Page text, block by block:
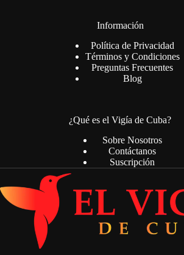
Información
Política de Privacidad
Términos y Condiciones
Preguntas Frecuentes
Blog
¿Qué es el Vigía de Cuba?
Sobre Nosotros
Contáctanos
Suscripción